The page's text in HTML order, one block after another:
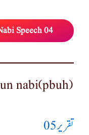
Speech 04
تقریر 05